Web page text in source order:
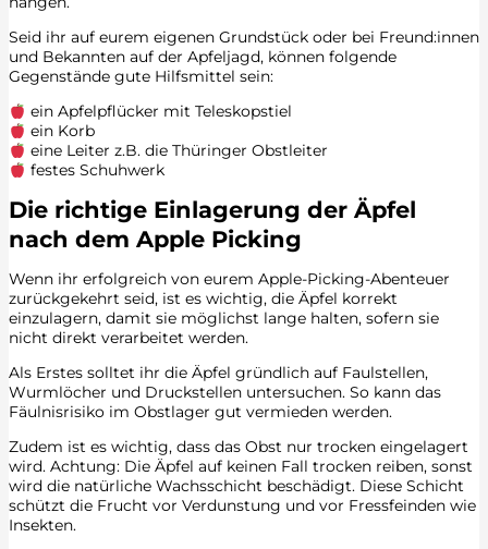
Seid ihr auf eurem eigenen Grundstück oder bei Freund:innen
und Bekannten auf der Apfeljagd, können folgende
Gegenstände gute Hilfsmittel sein:
ein Apfelpflücker mit Teleskopstiel
ein Korb
eine Leiter z.B. die Thüringer Obstleiter
festes Schuhwerk
Die richtige Einlagerung der Äpfel
nach dem Apple Picking
Wenn ihr erfolgreich von eurem Apple-Picking-Abenteuer
zurückgekehrt seid, ist es wichtig, die Äpfel korrekt
einzulagern, damit sie möglichst lange halten, sofern sie
nicht direkt verarbeitet werden.
Als Erstes solltet ihr die Äpfel gründlich auf Faulstellen,
Wurmlöcher und Druckstellen untersuchen. So kann das
Fäulnisrisiko im Obstlager gut vermieden werden.
Zudem ist es wichtig, dass das Obst nur trocken eingelagert
wird. Achtung: Die Äpfel auf keinen Fall trocken reiben, sonst
wird die natürliche Wachsschicht beschädigt. Diese Schicht
schützt die Frucht vor Verdunstung und vor Fressfeinden wie
Insekten.